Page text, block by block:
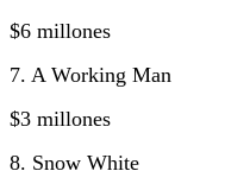
$6 millones
7. A Working Man
$3 millones
8. Snow White